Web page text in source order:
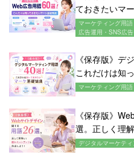
ておきたいマ
マーケティング用語
広告運用・SNS広告
《保存版》デ
これだけは知
マーケティング用語
《保存版》
選。正しく理
う！
デジタルマーケテ